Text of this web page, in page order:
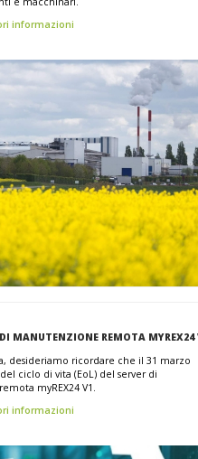
informazioni
MANUTENZIONE REMOTA MYREX24
desideriamo ricordare che il 31 marzo
ciclo di vita (EoL) del server di
myREX24 V1.
informazioni